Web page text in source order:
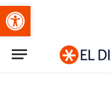
Obre la barra d'eines